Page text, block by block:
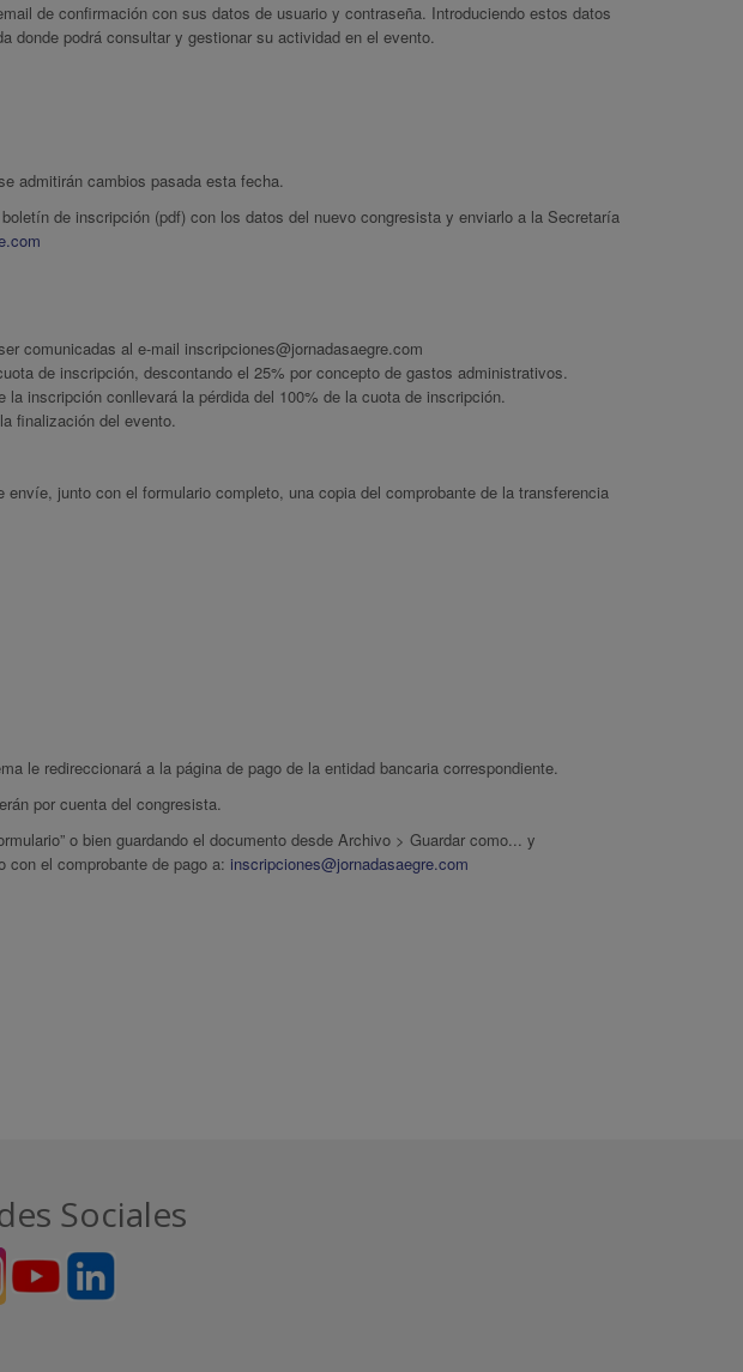
de confirmación con sus datos de usuario y contraseña. Introduciendo estos datos
donde podrá consultar y gestionar su actividad en el evento.
admitirán cambios pasada esta fecha.
de inscripción (pdf) con los datos del nuevo congresista y enviarlo a la Secretaría
comunicadas al e-mail inscripciones@jornadasaegre.com
de inscripción, descontando el 25% por concepto de gastos administrativos.
inscripción conllevará la pérdida del 100% de la cuota de inscripción.
finalización del evento.
envíe, junto con el formulario completo, una copia del comprobante de la transferencia
le redireccionará a la página de pago de la entidad bancaria correspondiente.
por cuenta del congresista.
o bien guardando el documento desde Archivo > Guardar como... y
con el comprobante de pago a: inscripciones@jornadasaegre.com
Sociales